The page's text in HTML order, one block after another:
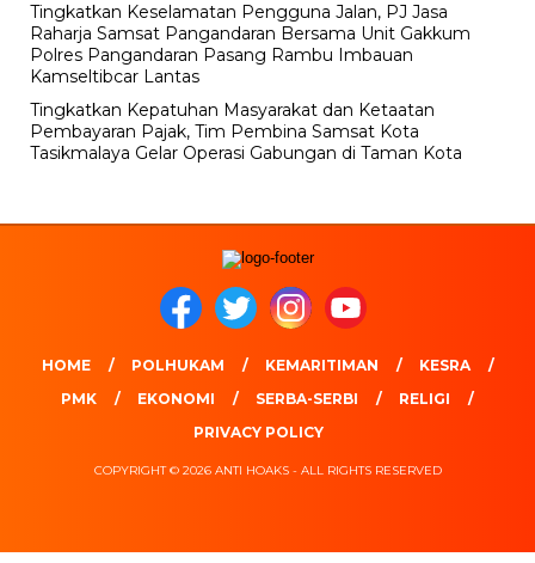
Tingkatkan Keselamatan Pengguna Jalan, PJ Jasa
Raharja Samsat Pangandaran Bersama Unit Gakkum
Polres Pangandaran Pasang Rambu Imbauan
Kamseltibcar Lantas
Tingkatkan Kepatuhan Masyarakat dan Ketaatan
Pembayaran Pajak, Tim Pembina Samsat Kota
Tasikmalaya Gelar Operasi Gabungan di Taman Kota
HOME POLHUKAM KEMARITIMAN
KESRA
PMK
EKONOMI SERBA-SERBI
RELIGI
PRIVACY POLICY
COPYRIGHT © 2026 ANTI HOAKS - ALL RIGHTS RESERVED